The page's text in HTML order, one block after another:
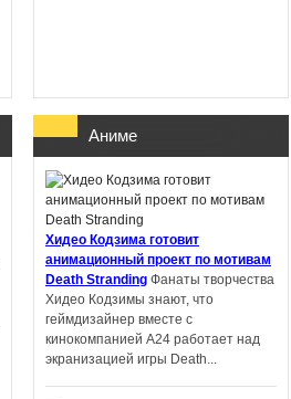
Глава Xbox
бизнеса посл ...
PIN-UP: что
проверить перед
регистрацией и
первым депоз ...
Аниме
Хидео Кодзима готовит
анимационный проект по мотивам
Death Stranding Фанаты творчества
Хидео Кодзимы знают, что
геймдизайнер вместе с
кинокомпанией A24 работает над
экранизацией игры Death...